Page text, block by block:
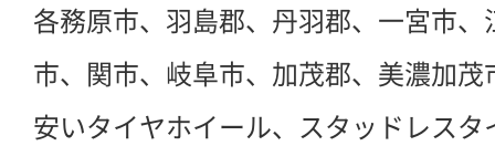
各務原市、羽島郡、丹羽郡、一宮市
市、関市、岐阜市、加茂郡、美濃加茂
安いタイヤホイール、スタッドレス